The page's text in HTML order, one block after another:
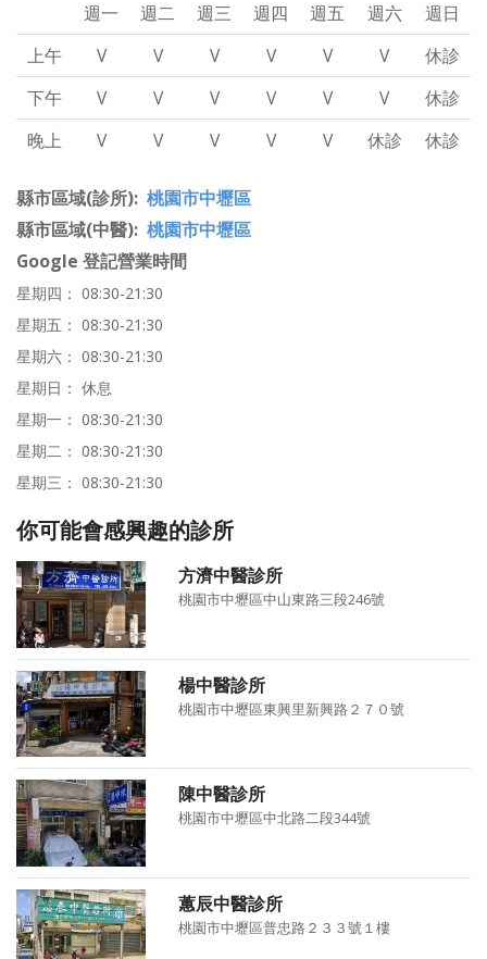
週一
週二 週三 週四 週五 週六
週日
上午
V V V V V V
休診
下午
V V V V V V
休診
晚上
V V V V V 休診 休診
縣市區域(診所) 桃園市中壢區
縣市區域(中醫) 桃園市中壢區
Google 登記營業時間
星期四： 08:30-21:30
星期五： 08:30-21:30
星期六： 08:30-21:30
星期日： 休息
星期一： 08:30-21:30
星期二： 08:30-21:30
星期三： 08:30-21:30
你可能會感興趣的診所
方濟中醫診所
桃園市中壢區中山東路三段246號
楊中醫診所
桃園市中壢區東興里新興路２７０號
陳中醫診所
桃園市中壢區中北路二段344號
蕙辰中醫診所
桃園市中壢區普忠路２３３號１樓